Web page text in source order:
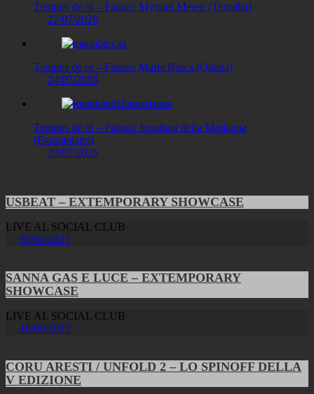
Tempus de oi – Fainas: Myriam Mereu (Terralba)
27/07/2026
Tempus de oi – Fainas: Maria Barca (Ottana)
24/07/2026
Tempus de oi – Fainas: Jonathan della Marianna
(Escalaplano)
23/07/2026
USBEAT – EXTEMPORARY SHOWCASE
LIVE AL SOCIAL CLUB
03/02/2025
SANNA GAS E LUCE – EXTEMPORARY
SHOWCASE
LIVE AL SOCIAL CLUB
16/09/2025
CORU ARESTI / UNFOLD 2 – LO SPINOFF DELLA
V EDIZIONE